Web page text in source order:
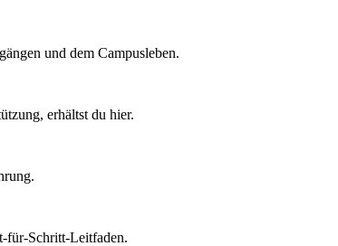
und dem Campusleben.
erhältst du hier.
für-Schritt-Leitfaden.